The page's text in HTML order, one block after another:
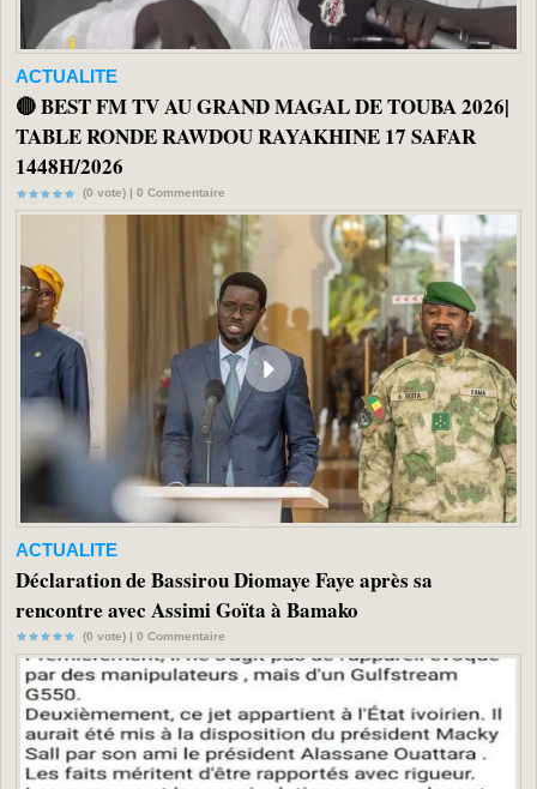
ACTUALITE
🔴 BEST FM TV AU GRAND MAGAL DE TOUBA 2026|
TABLE RONDE RAWDOU RAYAKHINE 17 SAFAR
1448H/2026
(0 vote) | 0 Commentaire
ACTUALITE
Déclaration de Bassirou Diomaye Faye après sa
rencontre avec Assimi Goïta à Bamako
(0 vote) | 0 Commentaire